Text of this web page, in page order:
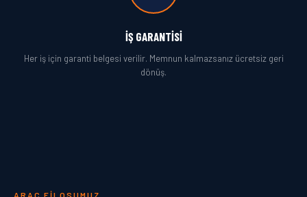
İŞ GARANTISI
Her iş için garanti belgesi verilir. Memnun kalmazsanız ücretsiz geri
dönüş.
ARAÇ FILOSUMUZ